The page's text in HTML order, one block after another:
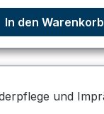
In den Warenkorb